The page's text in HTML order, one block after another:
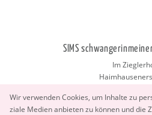
Wir ver­wen­den Coo­kies, um In­hal­te zu
zia­le Me­di­en an­bie­ten zu kön­nen und die
SIMS
Im